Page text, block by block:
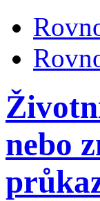
nebo